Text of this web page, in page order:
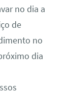
no dia a
de
no
dia